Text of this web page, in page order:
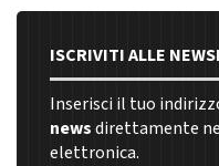
ISCRIVITI ALLE
Inserisci il tuo
newsdirettamente
elettronica.